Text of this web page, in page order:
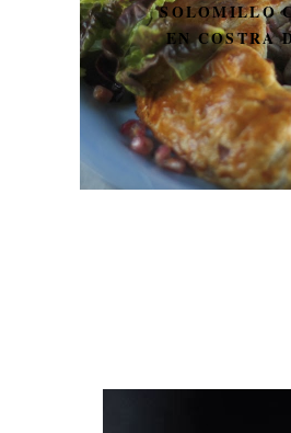
SOLOMILLO
EN COSTRA